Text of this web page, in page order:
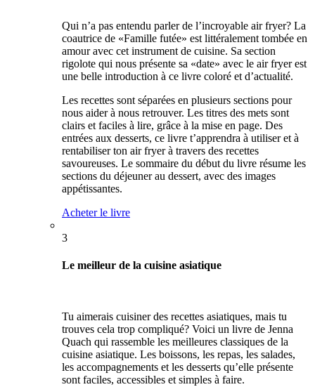
Qui n’a pas entendu parler de l’incroyable air fryer? La
coautrice de «Famille futée» est littéralement tombée en
amour avec cet instrument de cuisine. Sa section
rigolote qui nous présente sa «date» avec le air fryer est
une belle introduction à ce livre coloré et d’actualité.
Les recettes sont séparées en plusieurs sections pour
nous aider à nous retrouver. Les titres des mets sont
clairs et faciles à lire, grâce à la mise en page. Des
entrées aux desserts, ce livre t’apprendra à utiliser et à
rentabiliser ton air fryer à travers des recettes
savoureuses. Le sommaire du début du livre résume les
sections du déjeuner au dessert, avec des images
appétissantes.
Acheter le livre
3
Le meilleur de la cuisine asiatique
Tu aimerais cuisiner des recettes asiatiques, mais tu
trouves cela trop compliqué? Voici un livre de Jenna
Quach qui rassemble les meilleures classiques de la
cuisine asiatique. Les boissons, les repas, les salades,
les accompagnements et les desserts qu’elle présente
sont faciles, accessibles et simples à faire.